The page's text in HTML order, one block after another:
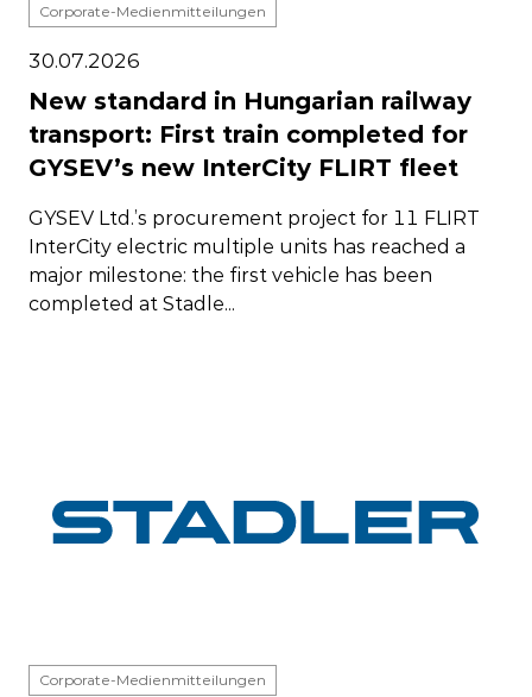
Corporate-Medienmitteilungen
30.07.2026
New standard in Hungarian railway
transport: First train completed for
GYSEV’s new InterCity FLIRT fleet
GYSEV Ltd.’s procurement project for 11 FLIRT
InterCity electric multiple units has reached a
major milestone: the first vehicle has been
completed at Stadle...
Corporate-Medienmitteilungen